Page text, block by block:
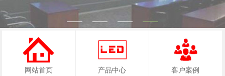
1 2 3 4
网站首页 产品中心 客户案例